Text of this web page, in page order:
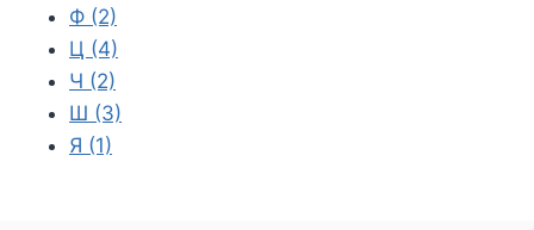
Ф (2)
Ц (4)
Ч (2)
Ш (3)
Я (1)